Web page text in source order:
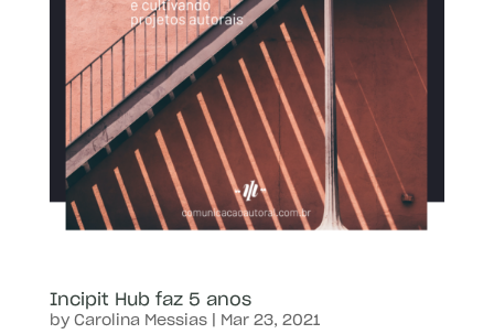
Incipit Hub faz 5 anos
by Carolina Messias| Mar 23, 2021